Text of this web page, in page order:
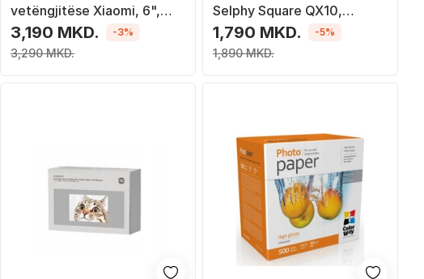
vetëngjitëse Xiaomi, 6",
sublimim termik, 50 fletë
3,190 MKD.
3,290 MKD.
-3%
Selphy Square QX10,
7.2x8.5 cm, 20 fletë
1,790 MKD.
1,890 MKD.
-5%